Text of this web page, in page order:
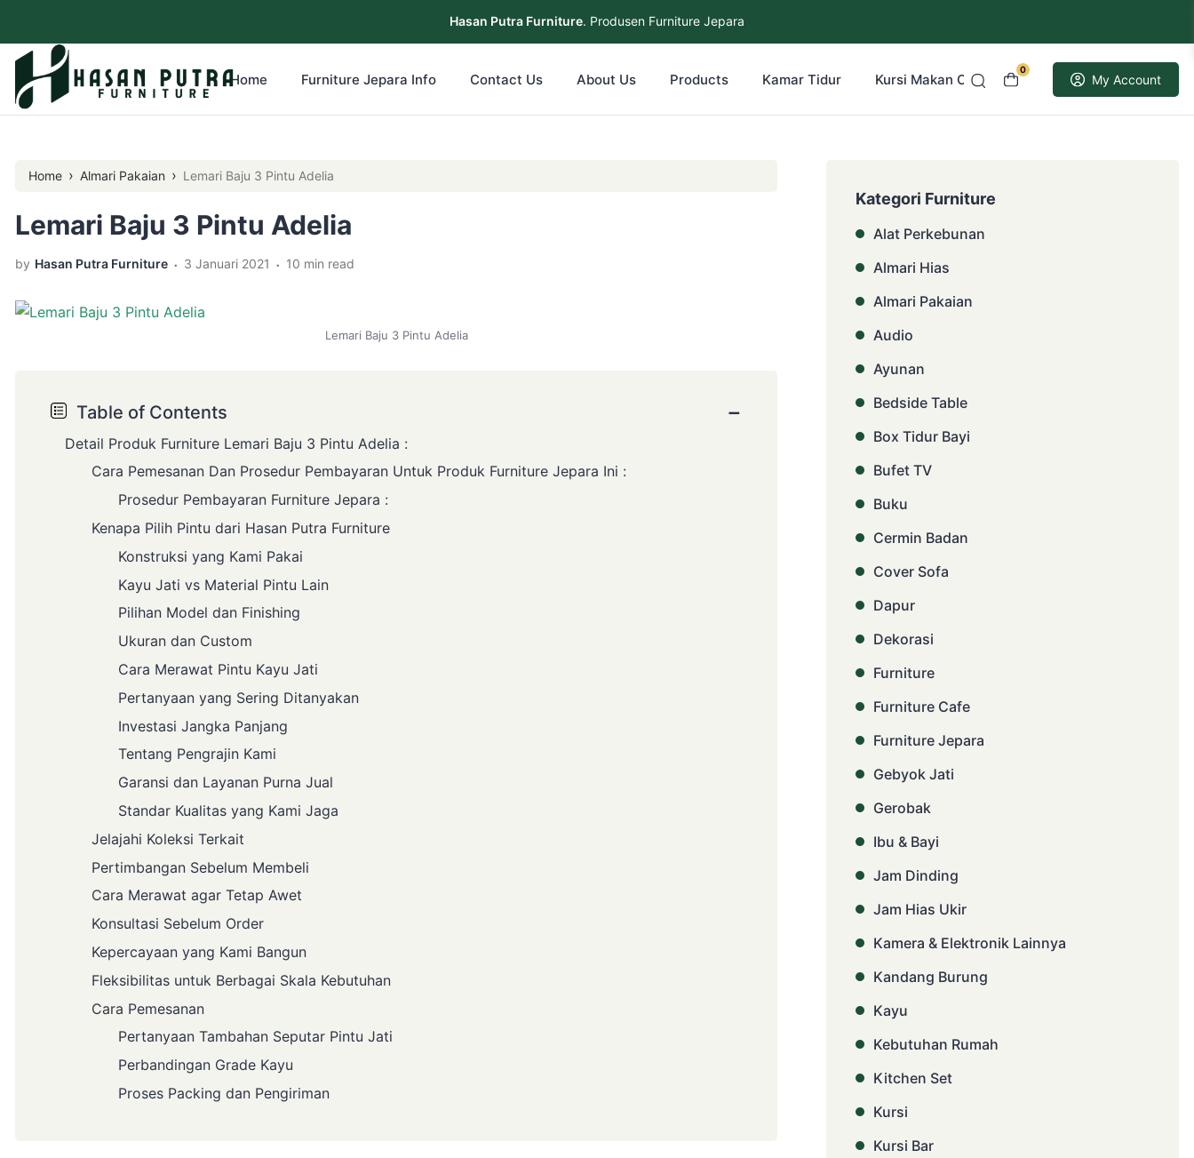
Hasan Putra Furniture. Produsen Furniture Jepara
0
My Account
Home Furniture Jepara Info Contact Us About Us Products Kamar Tidur Kursi Makan Cafe Resto Kusen Pintu Jati
Home › Almari Pakaian › Lemari Baju 3 Pintu Adelia
Lemari Baju 3 Pintu Adelia
by Hasan Putra Furniture . 3 Januari 2021 . 10 min read
Lemari Baju 3 Pintu Adelia
Table of Contents −
Detail Produk Furniture Lemari Baju 3 Pintu Adelia :
Cara Pemesanan Dan Prosedur Pembayaran Untuk Produk Furniture Jepara Ini :
Prosedur Pembayaran Furniture Jepara :
Kenapa Pilih Pintu dari Hasan Putra Furniture
Konstruksi yang Kami Pakai
Kayu Jati vs Material Pintu Lain
Pilihan Model dan Finishing
Ukuran dan Custom
Cara Merawat Pintu Kayu Jati
Pertanyaan yang Sering Ditanyakan
Investasi Jangka Panjang
Tentang Pengrajin Kami
Garansi dan Layanan Purna Jual
Standar Kualitas yang Kami Jaga
Jelajahi Koleksi Terkait
Pertimbangan Sebelum Membeli
Cara Merawat agar Tetap Awet
Konsultasi Sebelum Order
Kepercayaan yang Kami Bangun
Fleksibilitas untuk Berbagai Skala Kebutuhan
Cara Pemesanan
Pertanyaan Tambahan Seputar Pintu Jati
Perbandingan Grade Kayu
Proses Packing dan Pengiriman
Kategori Furniture
Alat Perkebunan
Almari Hias
Almari Pakaian
Audio
Ayunan
Bedside Table
Box Tidur Bayi
Bufet TV
Buku
Cermin Badan
Cover Sofa
Dapur
Dekorasi
Furniture
Furniture Cafe
Furniture Jepara
Gebyok Jati
Gerobak
Ibu & Bayi
Jam Dinding
Jam Hias Ukir
Kamera & Elektronik Lainnya
Kandang Burung
Kayu
Kebutuhan Rumah
Kitchen Set
Kursi
Kursi Bar